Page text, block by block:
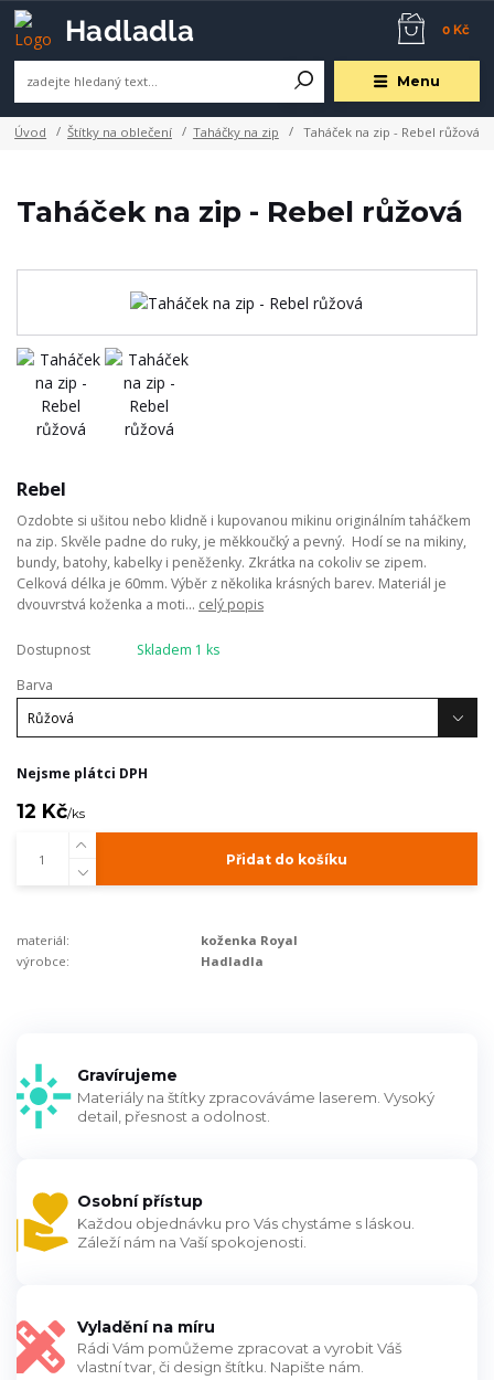
Menu
0 Kč
Úvod Štítky na oblečení Taháčky na zip Taháček na zip - Rebel růžová
Taháček na zip - Rebel růžová
Rebel
Ozdobte si ušitou nebo klidně i kupovanou mikinu originálním taháčkem
na zip. Skvěle padne do ruky, je měkkoučký a pevný. Hodí se na mikiny,
bundy, batohy, kabelky i peněženky. Zkrátka na cokoliv se zipem.
Celková délka je 60mm. Výběr z několika krásných barev. Materiál je
dvouvrstvá koženka a moti... celý popis
Dostupnost
Skladem 1 ks
Barva
Nejsme plátci DPH
12 Kč/ks
Přidat do košíku
materiál:
koženka Royal
výrobce:
Hadladla
Gravírujeme
Materiály na štítky zpracováváme laserem. Vysoký
detail, přesnost a odolnost.
Osobní přístup
Každou objednávku pro Vás chystáme s láskou.
Záleží nám na Vaší spokojenosti.
Vyladění na míru
Rádi Vám pomůžeme zpracovat a vyrobit Váš
vlastní tvar, či design štítku. Napište nám.